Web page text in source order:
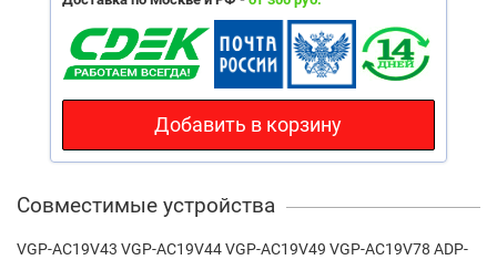
Добавить в корзину
Совместимые устройства
VGP-AC19V43 VGP-AC19V44 VGP-AC19V49 VGP-AC19V78 ADP-